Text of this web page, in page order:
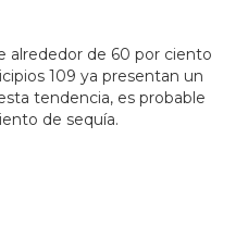
alrededor de 60 por ciento
109 ya presentan un
tendencia, es probable
de sequía.